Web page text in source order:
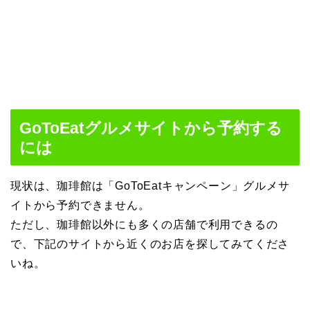
GoToEatグルメサイトから予約する
には
現状は、珈琲館は「GoToEatキャンペーン」グルメサ
イトから予約できません。
ただし、珈琲館以外にも多くの店舗で利用できるの
で、下記のサイトから近くのお店を探してみてくださ
いね。